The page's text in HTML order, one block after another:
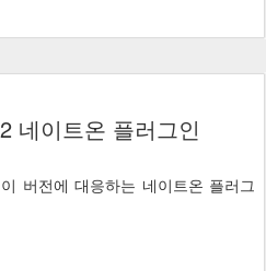
네이트온 플러그인
버전에 대응하는 네이트온 플러그